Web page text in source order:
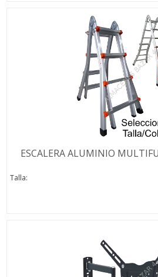
ESCALERA ALUMINIO
Talla: